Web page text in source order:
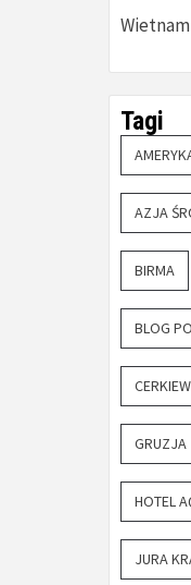
Wietnam
Tagi
AZJA
BIRMA
BLOG
GRUZJA
HOTEL
JURA